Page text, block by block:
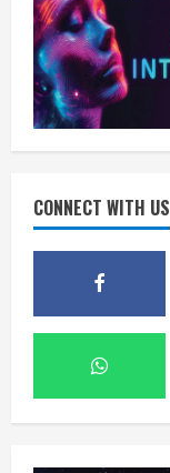
CONNECT WITH US